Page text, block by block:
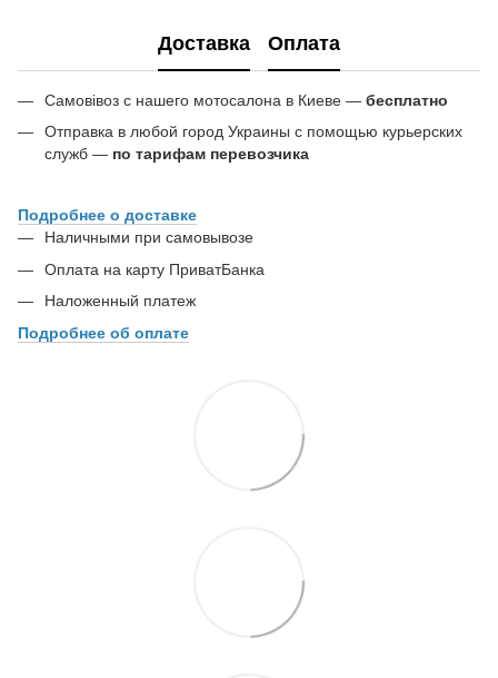
Доставка Оплата
Самовівоз с нашего мотосалона в Киеве — бесплатно
Отправка в любой город Украины с помощью курьерских
служб — по тарифам перевозчика
Подробнее о доставке
Наличными при самовывозе
Оплата на карту ПриватБанка
Наложенный платеж
Подробнее об оплате